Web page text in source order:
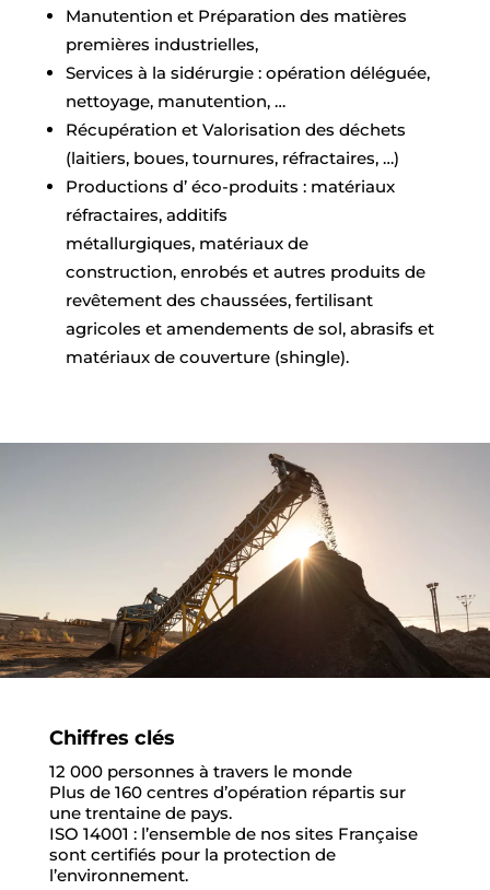
Manutention et Préparation des matières
premières industrielles,
Services à la sidérurgie : opération déléguée,
nettoyage, manutention, …
Récupération et Valorisation des déchets
(laitiers, boues, tournures, réfractaires, …)
Productions d’ éco-produits : matériaux
réfractaires, additifs
métallurgiques, matériaux de
construction, enrobés et autres produits de
revêtement des chaussées, fertilisant
agricoles et amendements de sol, abrasifs et
matériaux de couverture (shingle).
Chiffres clés
12 000 personnes à travers le monde
Plus de 160 centres d’opération répartis sur
une trentaine de pays.
ISO 14001 : l’ensemble de nos sites Française
sont certifiés pour la protection de
l’environnement.